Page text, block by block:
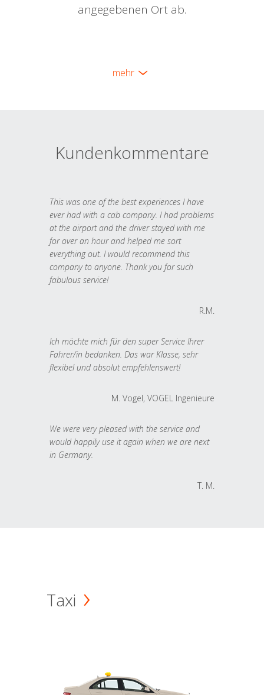
angegebenen Ort ab.
mehr
Kundenkommentare
This was one of the best experiences I have
ever had with a cab company. I had problems
at the airport and the driver stayed with me
for over an hour and helped me sort
everything out. I would recommend this
company to anyone. Thank you for such
fabulous service!
R.M.
Ich möchte mich für den super Service Ihrer
Fahrer/in bedanken. Das war Klasse, sehr
flexibel und absolut empfehlenswert!
M. Vogel, VOGEL Ingenieure
We were very pleased with the service and
would happily use it again when we are next
in Germany.
T. M.
Taxi